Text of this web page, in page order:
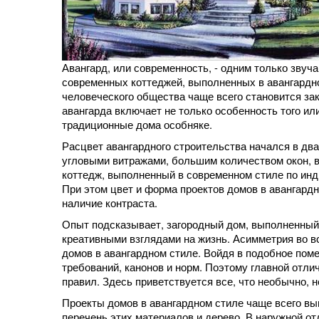
Авангард, или современность, - одним только
современных коттеджей, выполненных в
человеческого общества чаще всего становится
авангарда включает не только особенность того
традиционные дома особняке.
Расцвет авангардного строительства начался в
угловыми витражами, большим количеством окон,
коттедж, выполненный в современном стиле по
При этом цвет и форма проектов домов в
наличие контраста.
Опыт подсказывает, загородный дом,
креативными взглядами на жизнь. Асимметрия во
домов в авангардном стиле. Войдя в подобное
требований, канонов и норм. Поэтому главной
правил. Здесь приветствуется все, что необычно,
Проекты домов в авангардном стиле чаще всего